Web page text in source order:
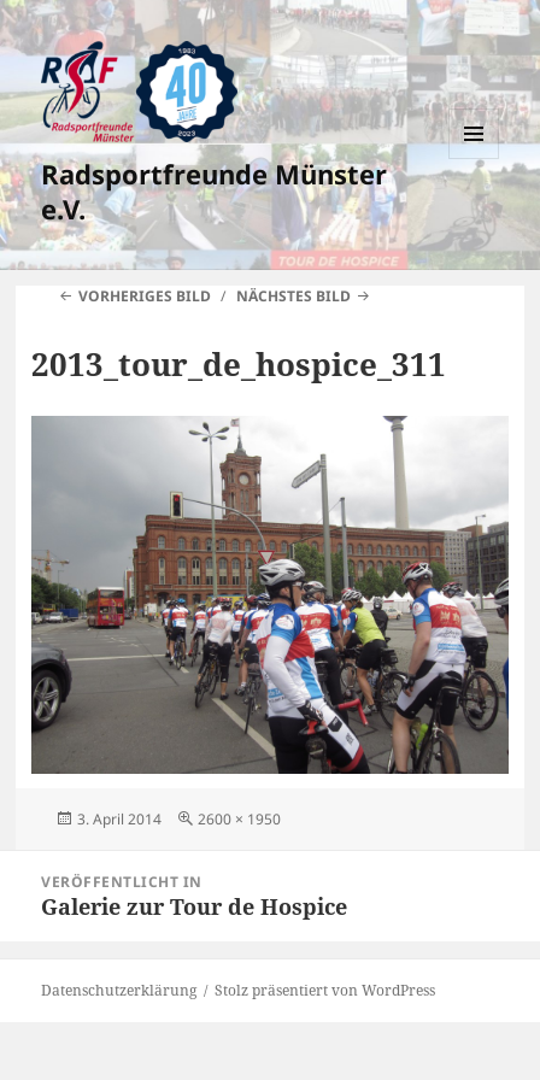
Radsportfreunde Münster
e.V.
MENÜ
UND
WIDGETS
VORHERIGES BILD NÄCHSTES BILD
2013_tour_de_hospice_311
Veröffentlicht
3. April 2014 Originalgröße
2600 × 1950
VERÖFFENTLICHT IN
Galerie zur Tour de Hospice
Datenschutzerklärung Stolz präsentiert von WordPress